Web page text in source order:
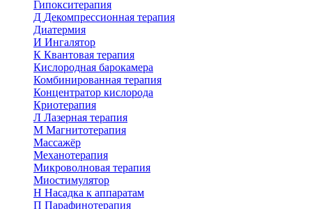
Гипокситерапия
Д Декомпрессионная терапия
Диатермия
И Ингалятор
К Квантовая терапия
Кислородная барокамера
Комбинированная терапия
Концентратор кислорода
Криотерапия
Л Лазерная терапия
М Магнитотерапия
Массажёр
Механотерапия
Микроволновая терапия
Миостимулятор
Н Насадка к аппаратам
П Парафинотерапия